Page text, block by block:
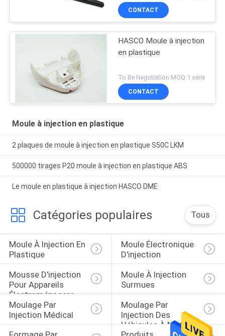
CONTACT
HASCO Moule à injection
en plastique
To Be Negotiation MOQ:1 série
CONTACT
Moule à injection en plastique
2 plaques de moule à injection en plastique S50C LKM
500000 tirages P20 moule à injection en plastique ABS
Le moule en plastique à injection HASCO DME
Catégories populaires Tous
Moule À Injection En
Plastique
Moule Électronique
D'injection
Mousse D'injection
Pour Appareils
Électroménagers
Moule À Injection
Surmues
Moulage Par
Injection Médical
Moulage Par
Injection Des
Véhicules À Moteur